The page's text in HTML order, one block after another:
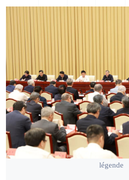
légende